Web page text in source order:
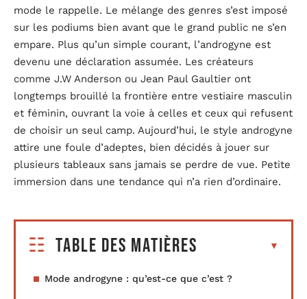
mode le rappelle. Le mélange des genres s’est imposé
sur les podiums bien avant que le grand public ne s’en
empare. Plus qu’un simple courant, l’androgyne est
devenu une déclaration assumée. Les créateurs
comme J.W Anderson ou Jean Paul Gaultier ont
longtemps brouillé la frontière entre vestiaire masculin
et féminin, ouvrant la voie à celles et ceux qui refusent
de choisir un seul camp. Aujourd’hui, le style androgyne
attire une foule d’adeptes, bien décidés à jouer sur
plusieurs tableaux sans jamais se perdre de vue. Petite
immersion dans une tendance qui n’a rien d’ordinaire.
Table des matières
Mode androgyne : qu’est-ce que c’est ?